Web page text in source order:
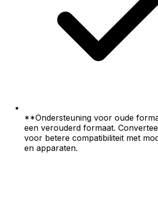
**Ondersteuning voor oude
een verouderd formaat.
voor betere compatibiliteit met
en apparaten.